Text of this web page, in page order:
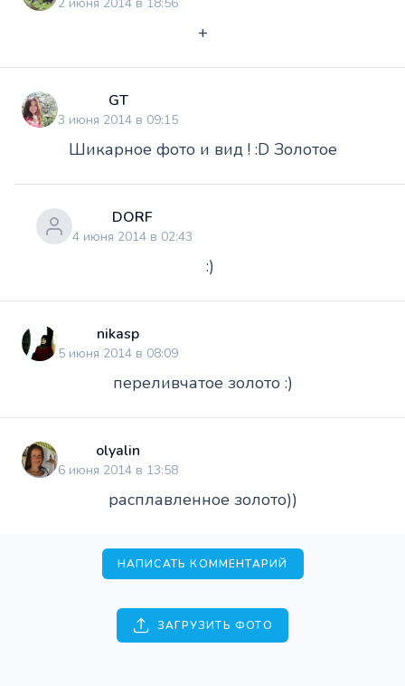
+
GT
3 июня 2014 в 09:15
Шикарное фото и вид ! :D Золотое
DORF
4 июня 2014 в 02:43
:)
nikasp
5 июня 2014 в 08:09
переливчатое золото :)
olyalin
6 июня 2014 в 13:58
расплавленное золото))
НАПИСАТЬ КОММЕНТАРИЙ
ЗАГРУЗИТЬ ФОТО